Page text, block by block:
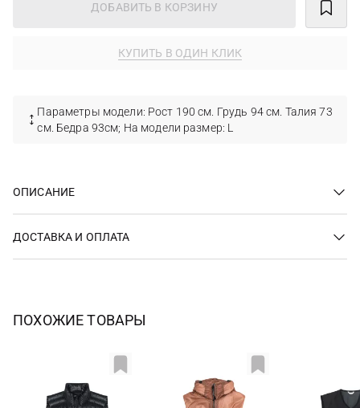
ДОБАВИТЬ В КОРЗИНУ
КУПИТЬ В ОДИН КЛИК
Параметры модели: Рост 190 см. Грудь 94 см. Талия 73
см. Бедра 93см; На модели размер: L
ОПИСАНИЕ
ДОСТАВКА И ОПЛАТА
ПОХОЖИЕ ТОВАРЫ